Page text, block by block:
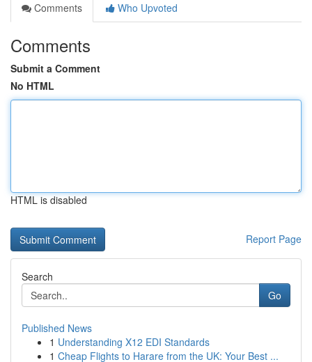
Comments
Who Upvoted
Comments
Submit a Comment
No HTML
HTML is disabled
Report Page
Search
Go
Published News
1 Understanding X12 EDI Standards
1 Cheap Flights to Harare from the UK: Your Best ...